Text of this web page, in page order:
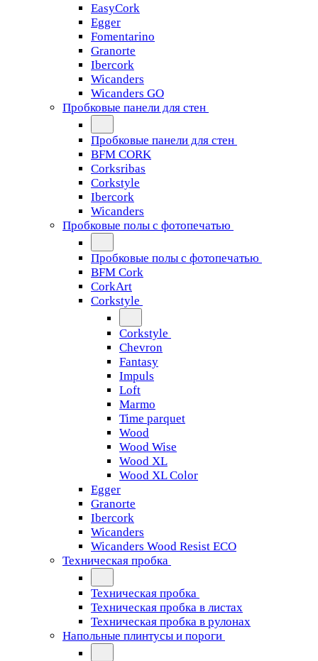
EasyCork
Egger
Fomentarino
Granorte
Ibercork
Wicanders
Wicanders GO
Пробковые панели для стен
Пробковые панели для стен
BFM CORK
Corksribas
Corkstyle
Ibercork
Wicanders
Пробковые полы с фотопечатью
Пробковые полы с фотопечатью
BFM Cork
CorkArt
Corkstyle
Corkstyle
Chevron
Fantasy
Impuls
Loft
Marmo
Time parquet
Wood
Wood Wise
Wood XL
Wood XL Color
Egger
Granorte
Ibercork
Wicanders
Wicanders Wood Resist ECO
Техническая пробка
Техническая пробка
Техническая пробка в листах
Техническая пробка в рулонах
Напольные плинтусы и пороги